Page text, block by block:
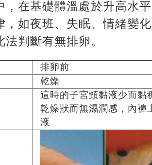
，在基礎體溫處於升高水
如夜班、失眠、情緒變化
判斷有無排卵。
排卵前
乾燥
這時的子宮頸黏液少而黏
乾燥狀而無濕潤感，內褲
液